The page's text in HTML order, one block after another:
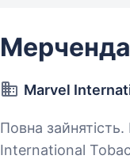
Marvel
Повна зайнятість. Провідна національна виробнича компанія Marvel
International